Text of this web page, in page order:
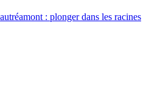
: plonger dans les racines